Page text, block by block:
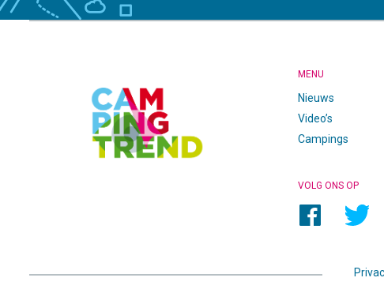
MENU
Nieuws
Video’s
Campings
VOLG ONS OP